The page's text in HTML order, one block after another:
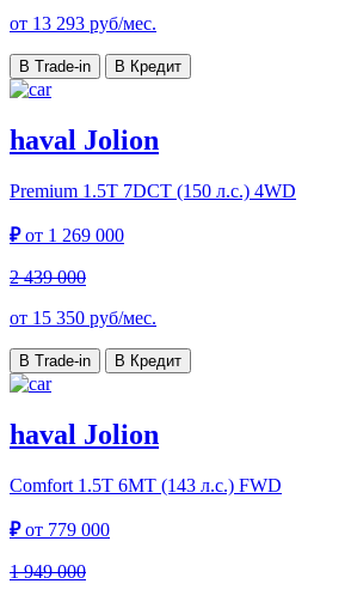
от 13 293 руб/мес.
В Trade-in В Кредит
haval Jolion
Premium 1.5T 7DCT (150 л.с.) 4WD
₽от 1 269 000
2 439 000
от 15 350 руб/мес.
В Trade-in В Кредит
haval Jolion
Comfort 1.5T 6MT (143 л.с.) FWD
₽от 779 000
1 949 000